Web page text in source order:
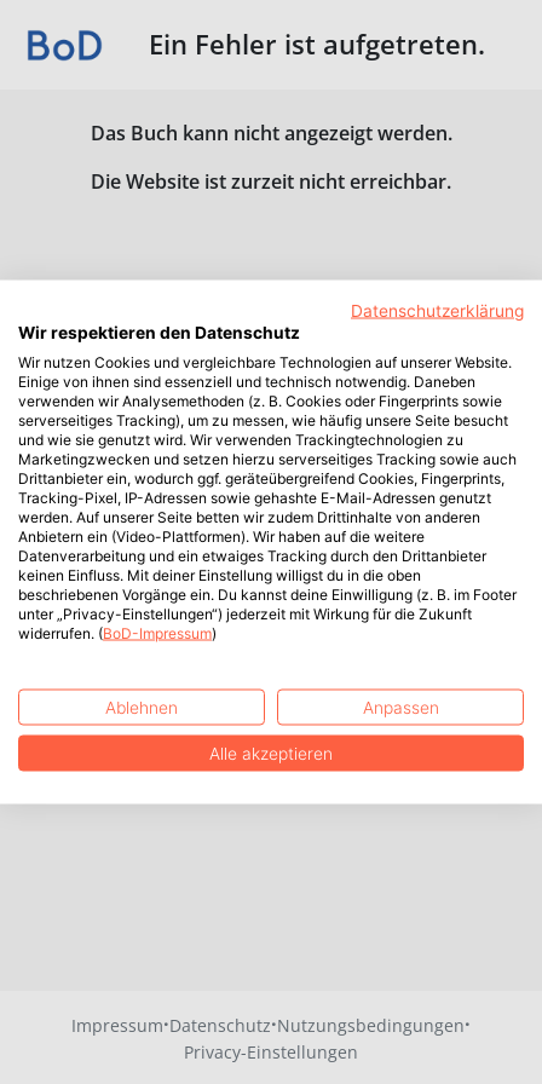
Ein Fehler ist aufgetreten.
Das Buch kann nicht angezeigt werden.
Die Website ist zurzeit nicht erreichbar.
Impressum·Datenschutz·Nutzungsbedingungen·
Privacy-Einstellungen
Datenschutzerklärung
Wir respektieren den Datenschutz
Wir nutzen Cookies und vergleichbare Technologien auf unserer Website.
Einige von ihnen sind essenziell und technisch notwendig. Daneben
verwenden wir Analysemethoden (z. B. Cookies oder Fingerprints sowie
serverseitiges Tracking), um zu messen, wie häufig unsere Seite besucht
und wie sie genutzt wird. Wir verwenden Trackingtechnologien zu
Marketingzwecken und setzen hierzu serverseitiges Tracking sowie auch
Drittanbieter ein, wodurch ggf. geräteübergreifend Cookies, Fingerprints,
Tracking-Pixel, IP-Adressen sowie gehashte E-Mail-Adressen genutzt
werden. Auf unserer Seite betten wir zudem Drittinhalte von anderen
Anbietern ein (Video-Plattformen). Wir haben auf die weitere
Datenverarbeitung und ein etwaiges Tracking durch den Drittanbieter
keinen Einfluss. Mit deiner Einstellung willigst du in die oben
beschriebenen Vorgänge ein. Du kannst deine Einwilligung (z. B. im Footer
unter „Privacy-Einstellungen“) jederzeit mit Wirkung für die Zukunft
widerrufen. (BoD-Impressum)
Ablehnen Anpassen
Alle akzeptieren